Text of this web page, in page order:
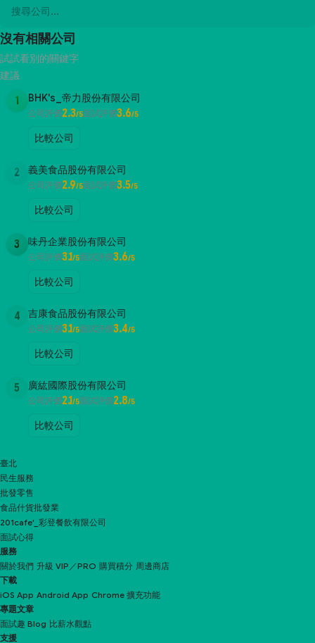
沒有相關公司
試試看別的關鍵字
建議
1 BHK's_帝力股份有限公司
公司評價2.3/5面試評價3.6/5
比較公司
2 義美食品股份有限公司
公司評價2.9/5面試評價3.5/5
比較公司
3 味丹企業股份有限公司
公司評價3.1/5面試評價3.6/5
比較公司
4 吉康食品股份有限公司
公司評價3.1/5面試評價3.4/5
比較公司
5 廣紘國際股份有限公司
公司評價2.1/5面試評價2.8/5
比較公司
臺北
民生服務
批發零售
食品什貨批發業
201cafe'_彩登餐飲有限公司
面試心得
服務
關於我們 升級 VIP／PRO 購買積分 周邊商店
下載
iOS App Android App Chrome 擴充功能
專題文章
面試趣 Blog 比薪水觀點
支援